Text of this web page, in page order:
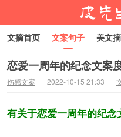
文摘首页 文案句子 美文
网络热梗 恋爱家庭 微信
恋爱一周年的纪念文案
伤感文案 2022-10-15 21:33
有关于恋爱一周年的纪念